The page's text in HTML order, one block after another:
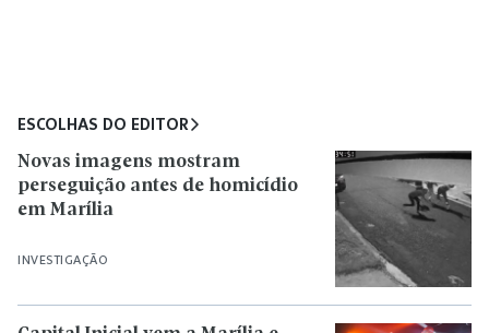
ESCOLHAS DO EDITOR
INVESTIGAÇÃO
Novas imagens mostram
perseguição antes de homicídio
em Marília